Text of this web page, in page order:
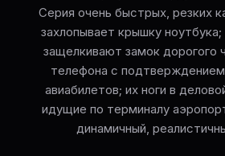
Серия очень быстрых, резких
захлопывает крышку
защелкивают замок дорогого
телефона с подтверждением
авиабилетов; их ноги в
идущие по терминалу
динамичный,